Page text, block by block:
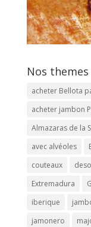
Nos themes
acheter Bellota
acheter jambon
Almazaras de la
avec alvéoles
couteaux
Extremadura
iberique
jamonero